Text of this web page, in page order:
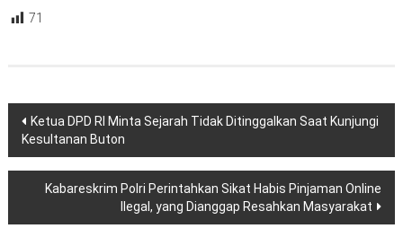
71
Navigasi
pos
Ketua DPD RI Minta Sejarah Tidak Ditinggalkan Saat Kunjungi
Kesultanan Buton
Kabareskrim Polri Perintahkan Sikat Habis Pinjaman Online
Ilegal, yang Dianggap Resahkan Masyarakat